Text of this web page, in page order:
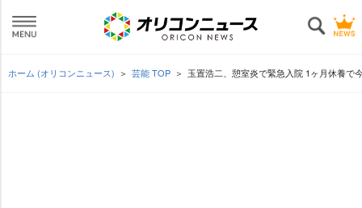
ホーム (オリコンニュース) 芸能 TOP 玉置浩二、憩室炎で緊急入院 1ヶ月休養で